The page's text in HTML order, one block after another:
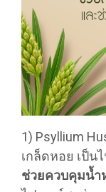
1) Psyllium
เกล็ดหอย เป็น
ช่วยควบคุมน้ำ